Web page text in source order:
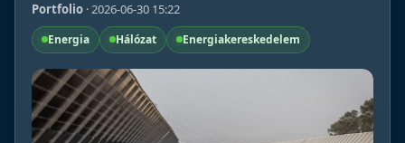
Portfolio · 2026-06-30 15:22
Energia Hálózat Energiakereskedelem